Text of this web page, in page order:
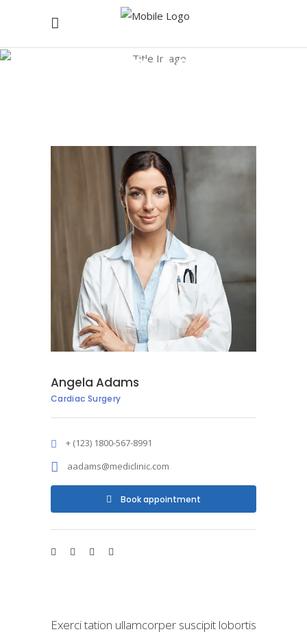
Angela Adams
Angela Adams
Cardiac Surgery
+ (123) 1800-567-8991
aadams@mediclinic.com
Book appointment
Exerci tation ullamcorper suscipit lobortis